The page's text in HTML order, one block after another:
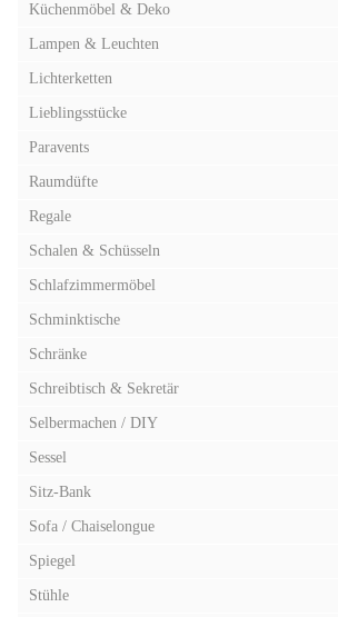
Küchenmöbel & Deko
Lampen & Leuchten
Lichterketten
Lieblingsstücke
Paravents
Raumdüfte
Regale
Schalen & Schüsseln
Schlafzimmermöbel
Schminktische
Schränke
Schreibtisch & Sekretär
Selbermachen / DIY
Sessel
Sitz-Bank
Sofa / Chaiselongue
Spiegel
Stühle